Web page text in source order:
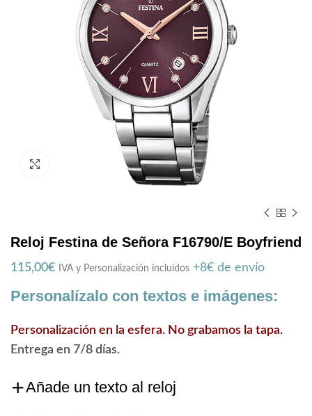
Reloj Festina de Señora F16790/E Boyfriend
115,00€ IVA y Personalización incluidos +8€ de envío
Personalízalo con textos e imágenes:
Personalización en la esfera. No grabamos la tapa.
Entrega en 7/8 días.
Añade un texto al reloj